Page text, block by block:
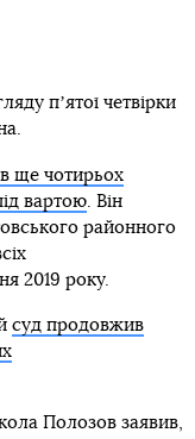
пʼятої четвірки
ще чотирьох
вартою. Він
районного
2019 року.
суд продовжив
Полозов заявив,